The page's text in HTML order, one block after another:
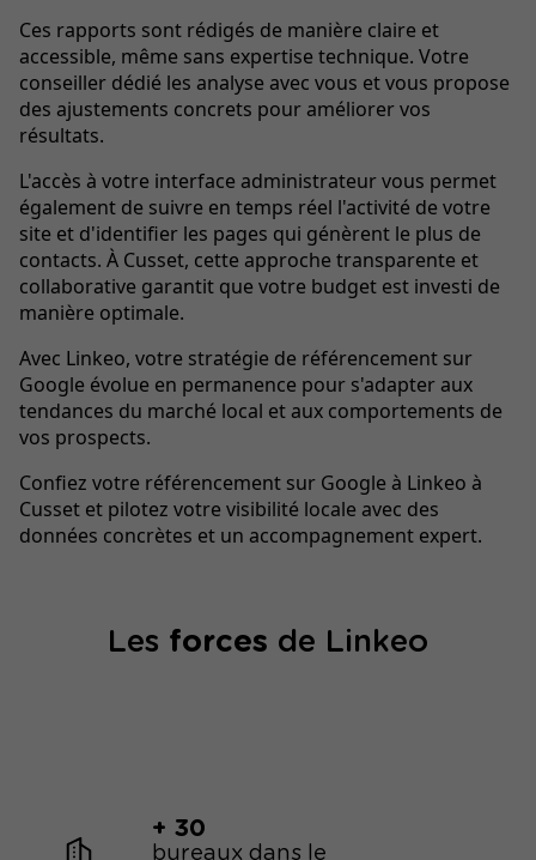
Ces rapports sont rédigés de manière claire et
accessible, même sans expertise technique. Votre
conseiller dédié les analyse avec vous et vous propose
des ajustements concrets pour améliorer vos
résultats.
L'accès à votre interface administrateur vous permet
également de suivre en temps réel l'activité de votre
site et d'identifier les pages qui génèrent le plus de
contacts. À Cusset, cette approche transparente et
collaborative garantit que votre budget est investi de
manière optimale.
Avec Linkeo, votre stratégie de référencement sur
Google évolue en permanence pour s'adapter aux
tendances du marché local et aux comportements de
vos prospects.
Confiez votre référencement sur Google à Linkeo à
Cusset et pilotez votre visibilité locale avec des
données concrètes et un accompagnement expert.
Les forces de Linkeo
+ 30
bureaux dans le